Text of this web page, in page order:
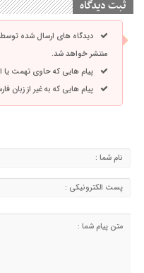
ثبت دیدگاه
دیدگاه های ارسال شده
منتشر خواهد شد.
پیام هایی که حاوی تهمت یا
پیام هایی که به غیر از زبان